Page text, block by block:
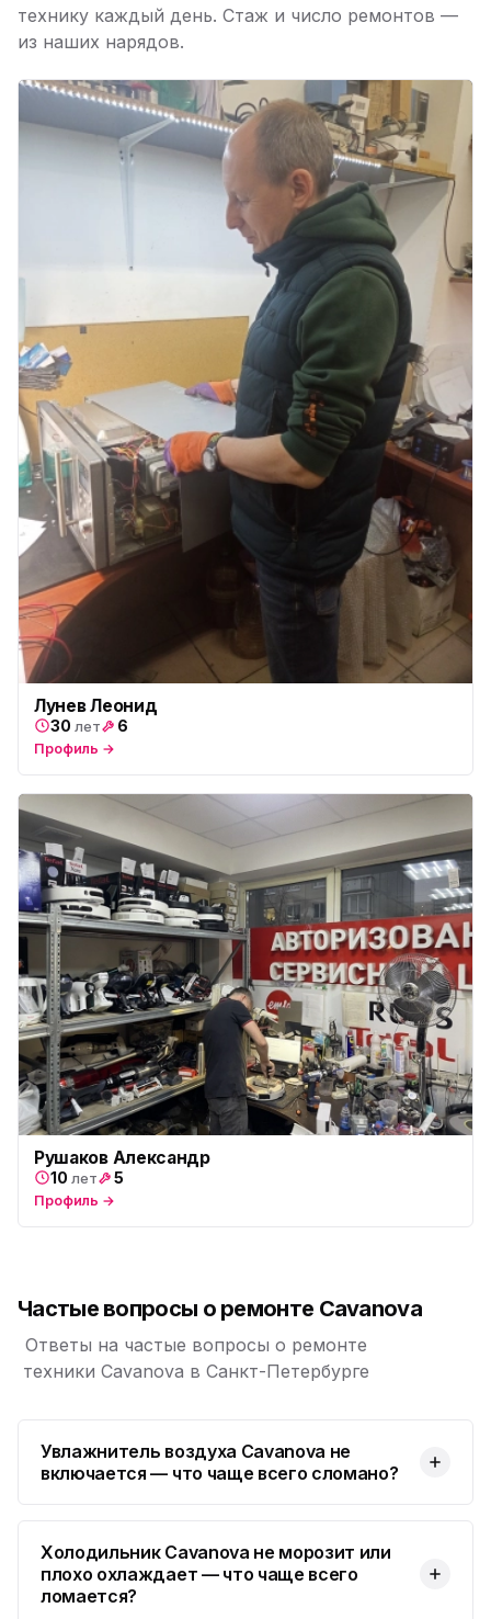
технику каждый день. Стаж и число ремонтов —
из наших нарядов.
Лунев Леонид
30 лет 6
Профиль →
Рушаков Александр
10 лет 5
Профиль →
Частые вопросы о ремонте Cavanova
Ответы на частые вопросы о ремонте
техники Cavanova в Санкт-Петербурге
Увлажнитель воздуха Cavanova не
включается — что чаще всего сломано?
Холодильник Cavanova не морозит или
плохо охлаждает — что чаще всего
ломается?